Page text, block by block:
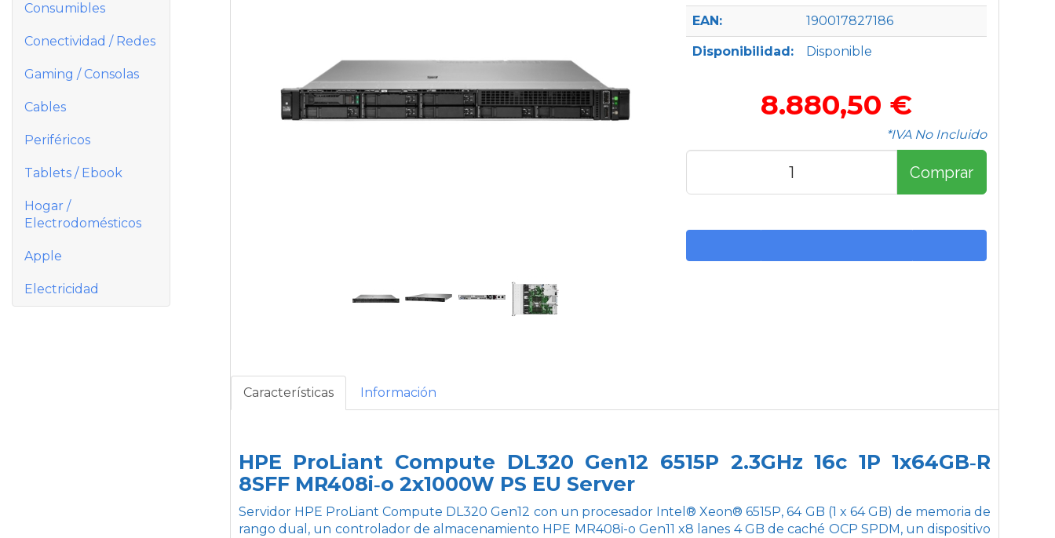
Consumibles
Conectividad / Redes
Gaming / Consolas
Cables
Periféricos
Tablets / Ebook
Hogar /
Electrodomésticos
Apple
Electricidad
EAN: 190017827186
Disponibilidad: Disponible
8.880,50 €
*IVA No Incluido
Comprar
Características Información
HPE ProLiant Compute DL320 Gen12 6515P 2.3GHz 16c 1P 1x64GB‑R
8SFF MR408i‑o 2x1000W PS EU Server
Servidor HPE ProLiant Compute DL320 Gen12 con un procesador Intel® Xeon® 6515P, 64 GB (1 x 64 GB) de memoria de
rango dual, un controlador de almacenamiento HPE MR408i-o Gen11 x8 lanes 4 GB de caché OCP SPDM, un dispositivo